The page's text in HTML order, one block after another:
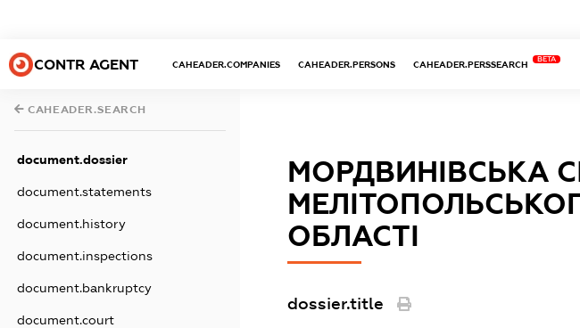
CONTR AGENT CAHEADER.COMPANIES CAHEADER.PERSONS CAHEADER.PERSSEARCH
BETA
CAHEADER.SEARCH
document.dossier
document.statements
document.history
document.inspections
document.bankruptcy
document.court
МОРДВИНІВСЬКА
ОБЛАСТІ
dossier.title